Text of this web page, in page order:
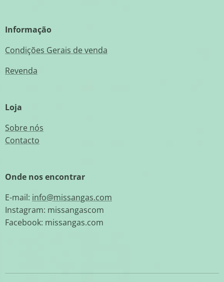
Informação
Condições Gerais de venda
Revenda
Loja
Sobre nós
Contacto
Onde nos encontrar
E-mail: info@missangas.com
Instagram: missangascom
Facebook: missangas.com